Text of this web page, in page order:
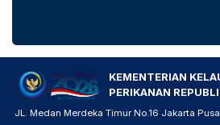
KEMENTERIAN
PERIKANAN
JL. Medan Merdeka Timur No.16 Jakarta